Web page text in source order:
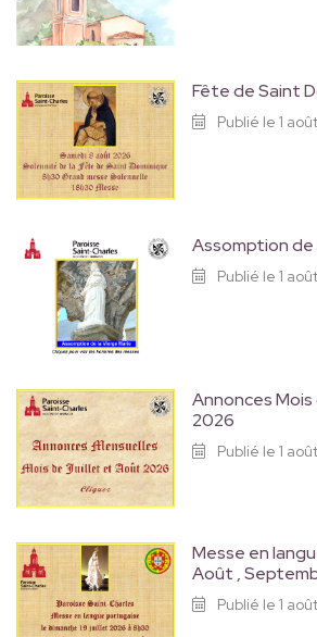
Fête de Saint
Publié le 1
Assomption de
Publié le 1
Annonces
2026
Publié le 1
Messe en
Août ,
Publié le 1